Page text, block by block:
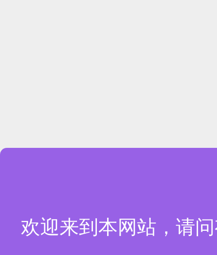
欢迎来到本网站，请